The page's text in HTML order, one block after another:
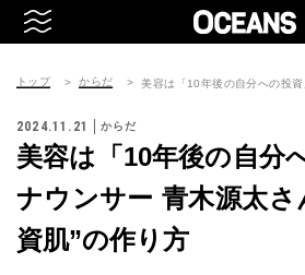
トップ からだ 美容は「10年後の自分への投
2024.11.21 からだ
美容は「10年後の自分
ナウンサー 青木源太さ
資肌”の作り方